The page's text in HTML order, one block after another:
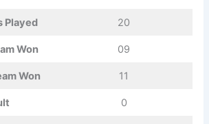
Played 20
Won 09
Won 11
0